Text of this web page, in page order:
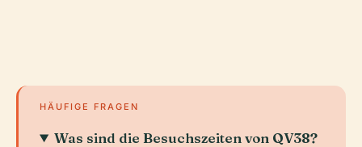
HÄUFIGE FRAGEN
Was sind die Besuchszeiten von QV38?